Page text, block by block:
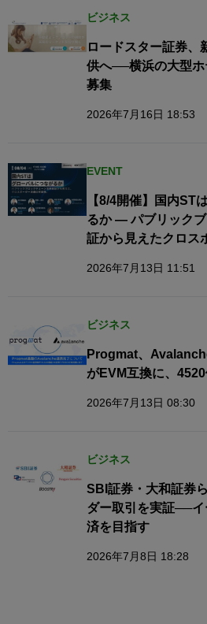
ビジネス
ロードスター証券、
供へ──横浜の大型ホ
募集
2026年7月16日 18:53
EVENT
【8/4開催】国内ST
るか — パブリック
証から見えたクロス
2026年7月13日 11:51
ビジネス
Progmat、
がEVM互換に、
2026年7月13日 08:30
ビジネス
SBI証券・大和証券
ダー取引を実証──
済を目指す
2026年7月8日 18:28